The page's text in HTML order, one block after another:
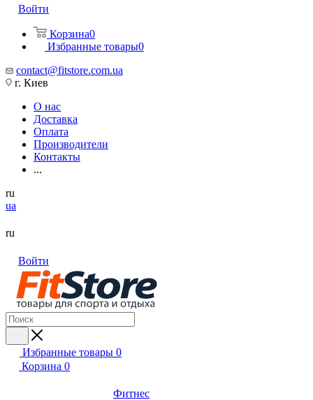
Войти
Корзина0
Избранные товары0
contact@fitstore.com.ua
г. Киев
О нас
Доставка
Оплата
Производители
Контакты
...
ru
ua
ru
Войти
Избранные товары 0
Корзина 0
Фитнес